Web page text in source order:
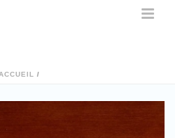
ACCUEIL /